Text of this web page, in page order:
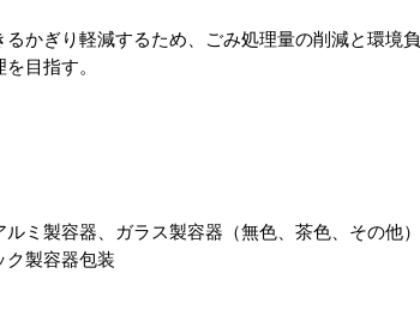
かぎり軽減するため、ごみ処理量の削減と環境
目指す。
ミ製容器、ガラス製容器（無色、茶色、その他
ク製容器包装